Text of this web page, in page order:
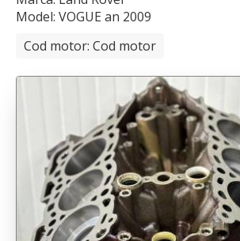
Model: VOGUE an 2009
Cod motor: Cod motor